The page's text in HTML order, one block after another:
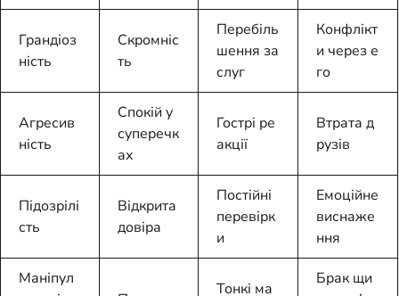
Грандіоз
ність
Скромніс
ть
Перебіль
шення за
слуг
Конфлікт
и через е
го
Агресив
ність
Спокій у
суперечк
ах
Гострі ре
акції
Втрата д
рузів
Підозрілі
сть
Відкрита
довіра
Постійні
перевірк
и
Емоційне
виснаже
ння
Маніпул
Тонкі ма
Брак щи